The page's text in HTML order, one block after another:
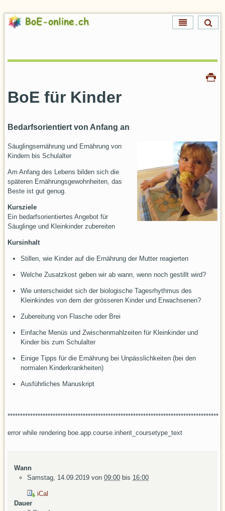
Direkt
BoE für Kinder
Bedarfsorientiert von Anfang an
Säuglingsernährung und Ernährung von
Kindern bis Schulalter
Am Anfang des Lebens bilden sich die
späteren Ernährungsgewohnheiten, das
Beste ist gut genug.
Kursziele
Ein bedarfsorientiertes Angebot für
Säuglinge und Kleinkinder zubereiten
Kursinhalt
Stillen, wie Kinder auf die Ernährung der Mutter reagierten
Welche Zusatzkost geben wir ab wann, wenn noch gestillt wird?
Wie unterscheidet sich der biologische Tagesrhythmus des
Kleinkindes von dem der grösseren Kinder und Erwachsenen?
Zubereitung von Flasche oder Brei
Einfache Menüs und Zwischenmahlzeiten für Kleinkinder und
Kinder bis zum Schulalter
Einige Tipps für die Ernährung bei Unpässlichkeiten (bei den
normalen Kinderkrankheiten)
Ausführliches Manuskript
************************************************************************************
error while rendering boe.app.course.inherit_coursetype_text
Wann
Samstag, 14.09.2019 von09:00 bis 16:00
iCal
Dauer